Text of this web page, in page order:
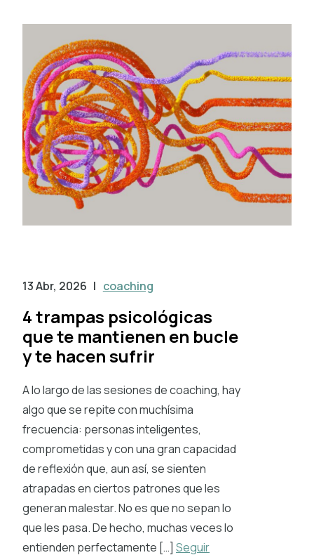
13 Abr, 2026 | coaching
4 trampas psicológicas
que te mantienen en bucle
y te hacen sufrir
A lo largo de las sesiones de coaching, hay
algo que se repite con muchísima
frecuencia: personas inteligentes,
comprometidas y con una gran capacidad
de reflexión que, aun así, se sienten
atrapadas en ciertos patrones que les
generan malestar. No es que no sepan lo
que les pasa. De hecho, muchas veces lo
entienden perfectamente […] Seguir